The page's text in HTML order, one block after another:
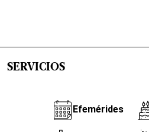
SERVICIOS
Efemérides